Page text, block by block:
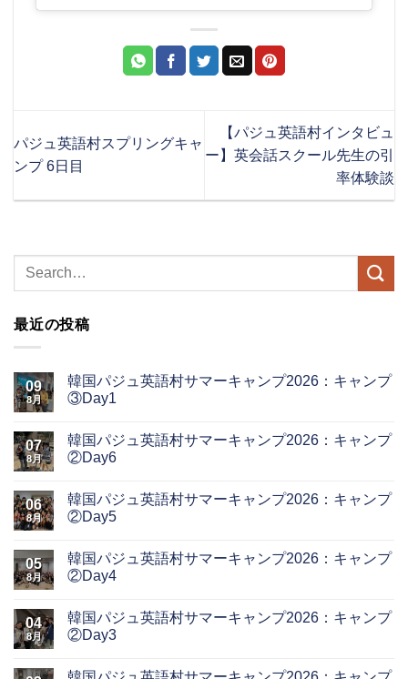
パジュ英語村スプリングキャ
ンプ 6日目
【パジュ英語村インタビュ
ー】英会話スクール先生の引
率体験談
最近の投稿
09
8月
韓国パジュ英語村サマーキャンプ2026：キャンプ
③Day1
07
8月
韓国パジュ英語村サマーキャンプ2026：キャンプ
②Day6
06
8月
韓国パジュ英語村サマーキャンプ2026：キャンプ
②Day5
05
8月
韓国パジュ英語村サマーキャンプ2026：キャンプ
②Day4
04
8月
韓国パジュ英語村サマーキャンプ2026：キャンプ
②Day3